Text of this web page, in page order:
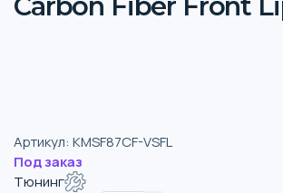
Артикул: KMSF87CF-VSFL
Под заказ
Тюнинг